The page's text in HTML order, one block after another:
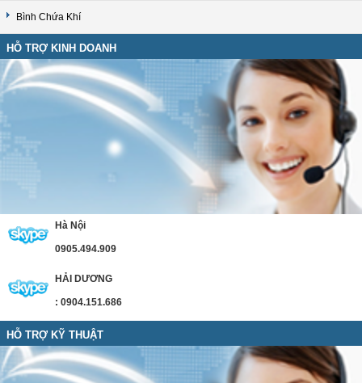
Bình Chứa Khí
HỖ TRỢ KINH DOANH
Hà Nội
0905.494.909
HẢI DƯƠNG
: 0904.151.686
HỖ TRỢ KỸ THUẬT